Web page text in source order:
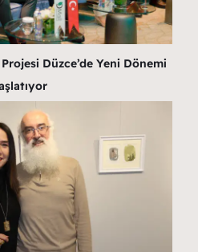
Düzce’de Yeni Dönemi